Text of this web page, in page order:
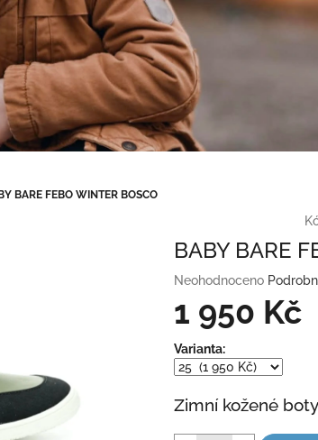
BARE FEBO WINTER BOSCO
BABY BARE
Průměrné
produktu
0,0
z
hvězdiček.
Neohodnoceno
1 950 Kč
Měrná
cena:
Varianta:
Zimní kožené